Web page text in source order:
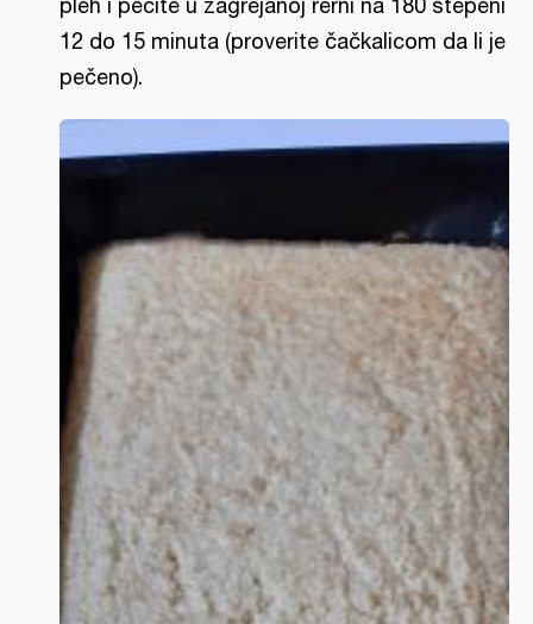
pleh i pecite u zagrejanoj rerni na 180 stepeni
12 do 15 minuta (proverite čačkalicom da li je
pečeno).